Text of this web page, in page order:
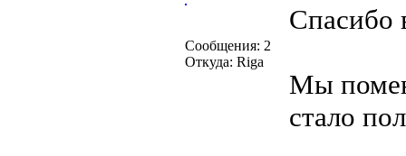
Сообщения: 2
Откуда: Riga
Спасибо
Мы
стало